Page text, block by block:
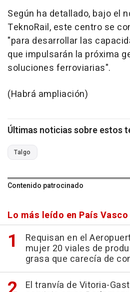
Según ha detallado, bajo el
TeknoRail, este centro se
"para desarrollar las
que impulsarán la próxima
soluciones ferroviarias".
(Habrá ampliación)
Últimas noticias sobre estos
Talgo
Contenido patrocinado
Lo más leído en País Vasco
Requisan en el
mujer 20 viales de
grasa que carecía de
El tranvía de Vitoria-